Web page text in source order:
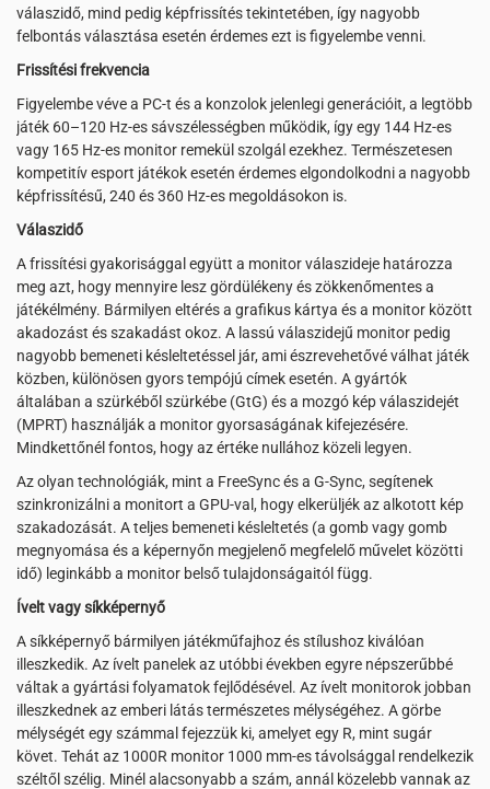
válaszidő, mind pedig képfrissítés tekintetében, így nagyobb
felbontás választása esetén érdemes ezt is figyelembe venni.
Frissítési frekvencia
Figyelembe véve a PC-t és a konzolok jelenlegi generációit, a legtöbb
játék 60–120 Hz-es sávszélességben működik, így egy 144 Hz-es
vagy 165 Hz-es monitor remekül szolgál ezekhez. Természetesen
kompetitív esport játékok esetén érdemes elgondolkodni a nagyobb
képfrissítésű, 240 és 360 Hz-es megoldásokon is.
Válaszidő
A frissítési gyakorisággal együtt a monitor válaszideje határozza
meg azt, hogy mennyire lesz gördülékeny és zökkenőmentes a
játékélmény. Bármilyen eltérés a grafikus kártya és a monitor között
akadozást és szakadást okoz. A lassú válaszidejű monitor pedig
nagyobb bemeneti késleltetéssel jár, ami észrevehetővé válhat játék
közben, különösen gyors tempójú címek esetén. A gyártók
általában a szürkéből szürkébe (GtG) és a mozgó kép válaszidejét
(MPRT) használják a monitor gyorsaságának kifejezésére.
Mindkettőnél fontos, hogy az értéke nullához közeli legyen.
Az olyan technológiák, mint a FreeSync és a G-Sync, segítenek
szinkronizálni a monitort a GPU-val, hogy elkerüljék az alkotott kép
szakadozását. A teljes bemeneti késleltetés (a gomb vagy gomb
megnyomása és a képernyőn megjelenő megfelelő művelet közötti
idő) leginkább a monitor belső tulajdonságaitól függ.
Ívelt vagy síkképernyő
A síkképernyő bármilyen játékműfajhoz és stílushoz kiválóan
illeszkedik. Az ívelt panelek az utóbbi években egyre népszerűbbé
váltak a gyártási folyamatok fejlődésével. Az ívelt monitorok jobban
illeszkednek az emberi látás természetes mélységéhez. A görbe
mélységét egy számmal fejezzük ki, amelyet egy R, mint sugár
követ. Tehát az 1000R monitor 1000 mm-es távolsággal rendelkezik
széltől szélig. Minél alacsonyabb a szám, annál közelebb vannak az